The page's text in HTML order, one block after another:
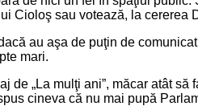
Cioloş sau votează, la cererea
au aşa de puţin de
mari.
de „La mulţi ani”, măcar atât
cineva că nu mai pupă